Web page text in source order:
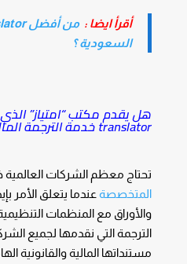
أقرأ ايضا :
السعودية ؟
translator خدمة الترجمة المالية؟
تحتاج معظم الشركات
المتخصصةعندما يتعلق الأمر
والأوراق مع المنظمات
الترجمة التي نقدمها لجميع
مستنداتها المالية والقانونية